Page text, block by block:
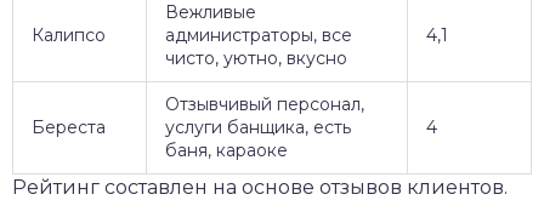
Калипсо
Вежливые
администраторы, все
чисто, уютно, вкусно
4,1
Береста
Отзывчивый персонал,
услуги банщика, есть
баня, караоке
4
Рейтинг составлен на основе отзывов клиентов.